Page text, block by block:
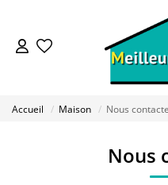
Accueil Maison Nous
Nous